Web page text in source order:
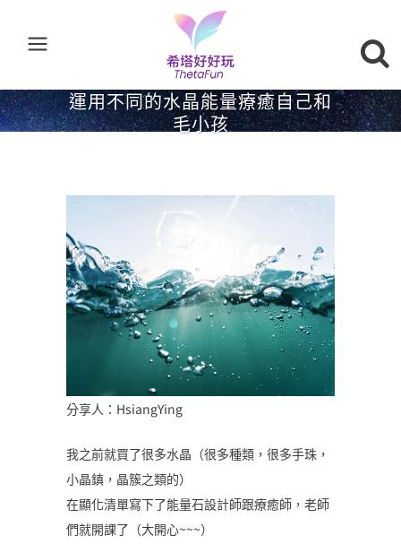
運用不同的水晶能量療癒自己和
毛小孩
分享人：HsiangYing
我之前就買了很多水晶（很多種類，很多手珠，
小晶鎮，晶簇之類的）
在顯化清單寫下了能量石設計師跟療癒師，老師
們就開課了（大開心~~~）